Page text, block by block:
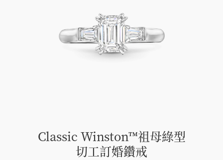
Classic Winston™祖母綠型
切工訂婚鑽戒